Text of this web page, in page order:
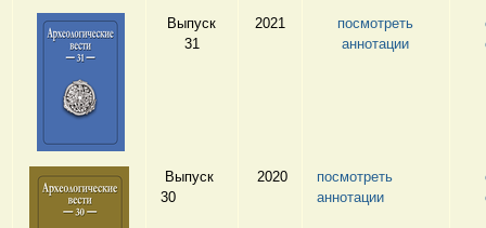
Выпуск
31
2021
посмотреть
аннотации
Выпуск
30
2020
посмотреть
аннотации